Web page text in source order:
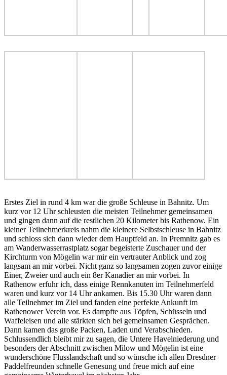
Erstes Ziel in rund 4 km war die große Schleuse in Bahnitz. Um
kurz vor 12 Uhr schleusten die meisten Teilnehmer gemeinsamen
und gingen dann auf die restlichen 20 Kilometer bis Rathenow. Ein
kleiner Teilnehmerkreis nahm die kleinere Selbstschleuse in Bahnitz
und schloss sich dann wieder dem Hauptfeld an. In Premnitz gab es
am Wanderwasserrastplatz sogar begeisterte Zuschauer und der
Kirchturm von Mögelin war mir ein vertrauter Anblick und zog
langsam an mir vorbei. Nicht ganz so langsamen zogen zuvor einige
Einer, Zweier und auch ein 8er Kanadier an mir vorbei. In
Rathenow erfuhr ich, dass einige Rennkanuten im Teilnehmerfeld
waren und kurz vor 14 Uhr ankamen. Bis 15.30 Uhr waren dann
alle Teilnehmer im Ziel und fanden eine perfekte Ankunft im
Rathenower Verein vor. Es dampfte aus Töpfen, Schüsseln und
Waffeleisen und alle stärkten sich bei gemeinsamen Gesprächen.
Dann kamen das große Packen, Laden und Verabschieden.
Schlussendlich bleibt mir zu sagen, die Untere Havelniederung und
besonders der Abschnitt zwischen Milow und Mögelin ist eine
wunderschöne Flusslandschaft und so wünsche ich allen Dresdner
Paddelfreunden schnelle Genesung und freue mich auf eine